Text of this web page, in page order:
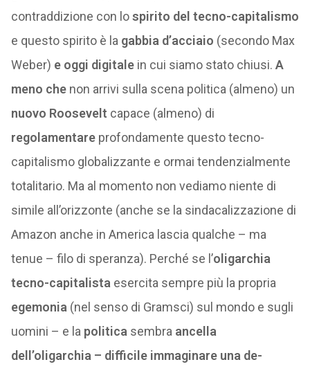
contraddizione con lospirito del tecno-capitalismo
e questo spirito è la gabbia d’acciaio (secondo Max
Weber) e oggi digitale in cui siamo stato chiusi. A
meno chenon arrivi sulla scena politica (almeno) un
nuovo Roosevelt capace (almeno) di
regolamentareprofondamente questo tecno-
capitalismo globalizzante e ormai tendenzialmente
totalitario. Ma al momento non vediamo niente di
simile all’orizzonte (anche se la sindacalizzazione di
Amazon anche in America lascia qualche – ma
tenue – filo di speranza). Perché se l’oligarchia
tecno-capitalista esercita sempre più la propria
egemonia (nel senso di Gramsci) sul mondo e sugli
uomini – e la politica sembra ancella
dell’oligarchia – difficile immaginare una de-